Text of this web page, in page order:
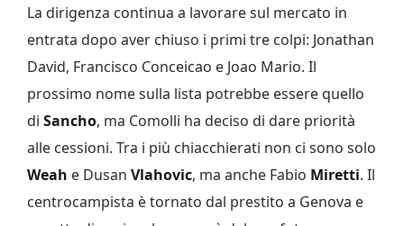
La dirigenza continua a lavorare sul mercato in
entrata dopo aver chiuso i primi tre colpi: Jonathan
David, Francisco Conceicao e Joao Mario. Il
prossimo nome sulla lista potrebbe essere quello
di Sancho, ma Comolli ha deciso di dare priorità
alle cessioni. Tra i più chiacchierati non ci sono solo
Weah e Dusan Vlahovic, ma anche Fabio Miretti. Il
centrocampista è tornato dal prestito a Genova e